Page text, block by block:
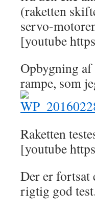
(raketten
servo-
[youtube
Opbygning
rampe, som
Raketten
[youtube
Der er fortsat
rigtig god